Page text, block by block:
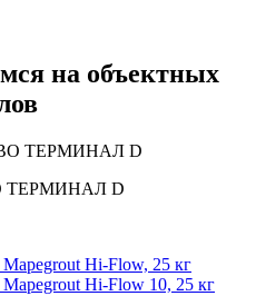
на объектных
ТЕРМИНАЛ D
Hi-Flow, 25 кг
Hi-Flow 10, 25 кг